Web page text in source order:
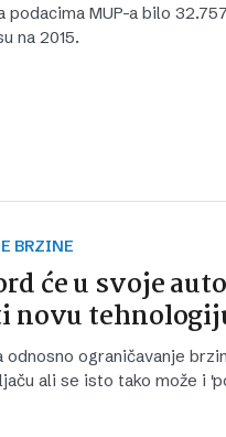
podacima MUP-a bilo
na 2015.
BRZINE
će u svoje
novu
odnosno ograničavanje
ali se isto tako može i